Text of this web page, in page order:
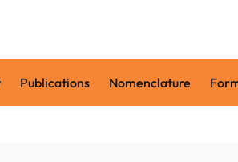
Publications Nomenclature